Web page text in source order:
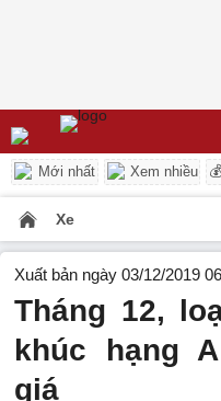
Mới nhất Xem nhiều
Xe
Xuất bản ngày 03/12/2019
Tháng 12,
khúc hạng
giá